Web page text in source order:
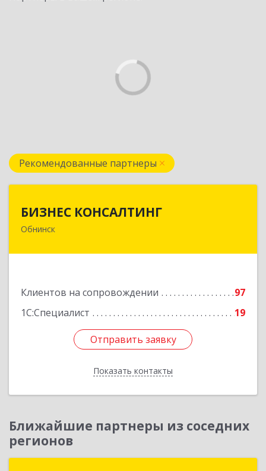
Рекомендованные партнеры
БИЗНЕС КОНСАЛТИНГ
Обнинск
Клиентов на сопровождении
97
1С:Специалист
19
Отправить заявку
Показать контакты
249032, Калужская обл, Обнинск г, Курчатова ул,
Отправить заявку
Назад
Ближайшие партнеры из соседних
регионов